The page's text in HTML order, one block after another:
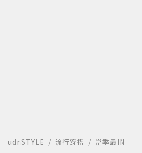
udnSTYLE 流行穿搭 當季最IN